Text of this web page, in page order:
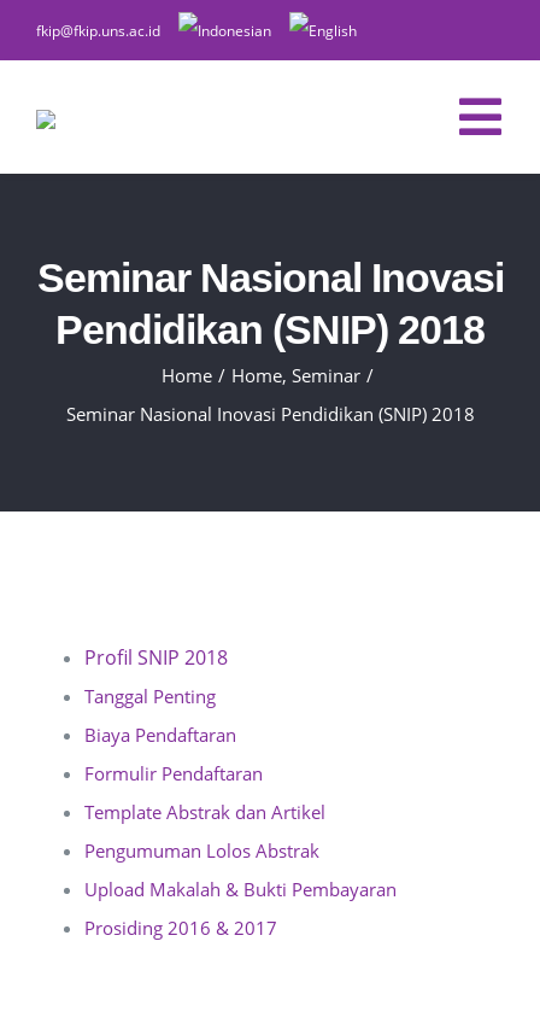
to
fkip@fkip.uns.ac.id
ABOUT
STUDY PROFILE
GRADUATE LEARNING ACHIEVEMENTS
ACCREDITATION
ORGANIZATIONAL STRUCTURE
SURVEY
ADMINISTRATIVE SERVICES
FACILITY
SK COLLECTION
ANNOUNCEMENT
RESEARCH GROUP
PUBLICATION
JOURNAL
CONFERENCE
COOPERATION
ALUMNI
INTERNATIONAL
NATIONAL
Seminar Nasional Inovasi
Pendidikan (SNIP) 2018
Home / Home, Seminar /
Seminar Nasional Inovasi Pendidikan (SNIP) 2018
Profil SNIP 2018
Tanggal Penting
Biaya Pendaftaran
Formulir Pendaftaran
Template Abstrak dan Artikel
Pengumuman Lolos Abstrak
Upload Makalah & Bukti Pembayaran
Prosiding 2016 & 2017